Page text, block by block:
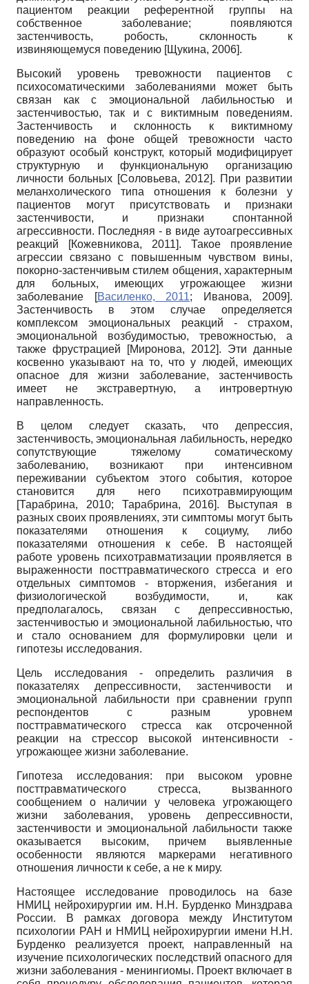
пациентом реакции референтной группы на
собственное заболевание; появляются
застенчивость, робость, склонность к
извиняющемуся поведению [Щукина, 2006].
Высокий уровень тревожности пациентов с
психосоматическими заболеваниями может быть
связан как с эмоциональной лабильностью и
застенчивостью, так и с виктимным поведениям.
Застенчивость и склонность к виктимному
поведению на фоне общей тревожности часто
образуют особый конструкт, который модифицирует
структурную и функциональную организацию
личности больных [Соловьева, 2012]. При развитии
меланхолического типа отношения к болезни у
пациентов могут присутствовать и признаки
застенчивости, и признаки спонтанной
агрессивности. Последняя - в виде аутоагрессивных
реакций
[Кожевникова, 2011]. Такое проявление
агрессии связано с повышенным чувством вины,
покорно-застенчивым стилем общения, характерным
для больных, имеющих угрожающее жизни
заболевание
[Василенко, 2011; Иванова, 2009].
Застенчивость в этом случае определяется
комплексом эмоциональных реакций - страхом,
эмоциональной возбудимостью, тревожностью, а
также фрустрацией
[Миронова, 2012]. Эти данные
косвенно указывают на то, что у людей, имеющих
опасное для жизни заболевание, застенчивость
имеет не экстравертную, а интровертную
направленность.
В целом следует сказать, что депрессия,
застенчивость, эмоциональная лабильность, нередко
сопутствующие тяжелому соматическому
заболеванию, возникают при интенсивном
переживании субъектом этого события, которое
становится для него психотравмирующим
[Тарабрина, 2010; Тарабрина, 2016]. Выступая в
разных своих проявлениях, эти симптомы могут быть
показателями отношения к социуму, либо
показателями отношения к себе. В настоящей
работе уровень психотравматизации проявляется в
выраженности посттравматического стресса и его
отдельных симптомов - вторжения, избегания и
физиологической возбудимости, и, как
предполагалось, связан с депрессивностью,
застенчивостью и эмоциональной лабильностью, что
и стало основанием для формулировки цели и
гипотезы исследования.
Цель исследования - определить различия в
показателях депрессивности, застенчивости и
эмоциональной лабильности при сравнении групп
респондентов с разным уровнем
посттравматического стресса как отсроченной
реакции на стрессор высокой интенсивности -
угрожающее жизни заболевание.
Гипотеза исследования: при высоком уровне
посттравматического стресса, вызванного
сообщением о наличии у человека угрожающего
жизни заболевания, уровень депрессивности,
застенчивости и эмоциональной лабильности также
оказывается высоким, причем выявленные
особенности являются маркерами негативного
отношения личности к себе, а не к миру.
Настоящее исследование проводилось на базе
НМИЦ нейрохирургии им. Н.Н. Бурденко Минздрава
России. В рамках договора между Институтом
психологии РАН и НМИЦ нейрохирургии имени Н.Н.
Бурденко реализуется проект, направленный на
изучение психологических последствий опасного для
жизни заболевания - менингиомы. Проект включает в